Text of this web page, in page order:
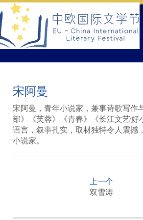
宋阿曼
宋阿曼，青年小说家，兼事诗歌写作
部》《芙蓉》《青春》《长江文艺·好
语言，叙事扎实，取材独特令人震撼
小说家。
上一个
双雪涛